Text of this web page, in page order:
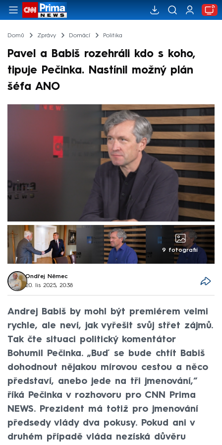
Domů Zprávy Domácí Politika
Pavel a Babiš rozehráli kdo s koho,
tipuje Pečinka. Nastínil možný plán
šéfa ANO
9 fotografií
Ondřej Němec
20. lis 2025, 20:38
Andrej Babiš by mohl být premiérem velmi
rychle, ale neví, jak vyřešit svůj střet zájmů.
Tak čte situaci politický komentátor
Bohumil Pečinka. „Buď se bude chtít Babiš
dohodnout nějakou mírovou cestou a něco
představí, anebo jede na tři jmenování,“
říká Pečinka v rozhovoru pro CNN Prima
NEWS. Prezident má totiž pro jmenování
předsedy vlády dva pokusy. Pokud ani v
druhém případě vláda nezíská důvěru